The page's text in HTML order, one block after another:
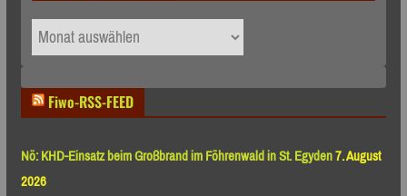
Archiv
nach
Fiwo-RSS-FEED
Nö: KHD-Einsatz beim Großbrand im Föhrenwald in St. Egyden7. August
2026